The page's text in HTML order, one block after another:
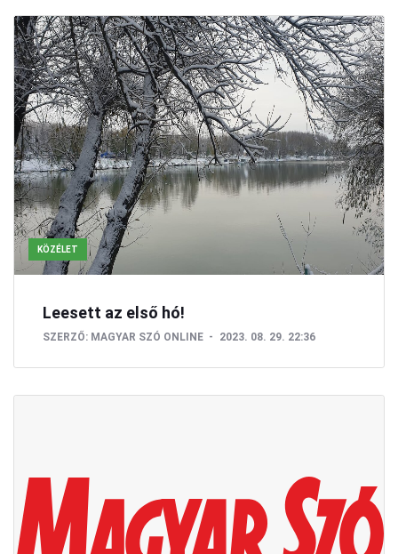
KÖZÉLET
Leesett az első hó!
SZERZŐ: MAGYAR SZÓ ONLINE 2023. 08. 29. 22:36